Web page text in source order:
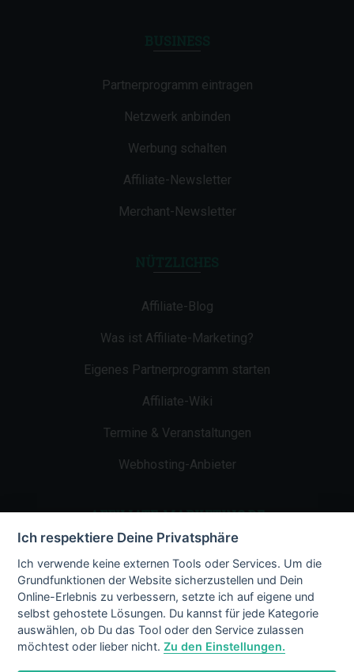
Partnerprogramm eintragen
Netzwerk anbinden
Werbung schalten
Affiliate-Newsletter
Merchant-Newsletter
Affiliate-Blog
Was ist Affiliate-Marketing?
Eigenes Partnerprogramm starten
Affiliate-Wiki
Termine & Veranstaltungen
Webhosting-Anbieter
AFFILIATE-MARKETING.DE
Impressum
Kontakt
Datenschutz
Ich respektiere Deine Privatsphäre
Ich verwende keine externen Tools oder Services. Um die
Grundfunktionen der Website sicherzustellen und Dein
Online-Erlebnis zu verbessern, setzte ich auf eigene und
selbst gehostete Lösungen. Du kannst für jede Kategorie
auswählen, ob Du das Tool oder den Service zulassen
möchtest oder lieber nicht.Zu den Einstellungen.